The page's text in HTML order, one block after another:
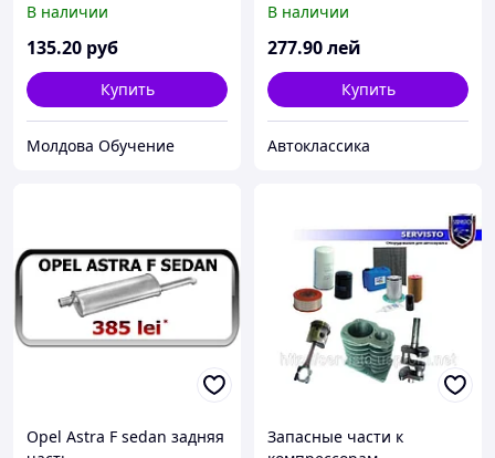
усиленная, порошковая
окраска) рабочая часть:
390*370мм длина с
тулейкой: 505мм толщина
В наличии
135.20 руб
Купить
Молдова Обучение
уплотн.) (пр-во УМЗ)
В наличии
277.90лей
Купить
Автоклассика
Opel Astra F sedan задняя
Запасные части к